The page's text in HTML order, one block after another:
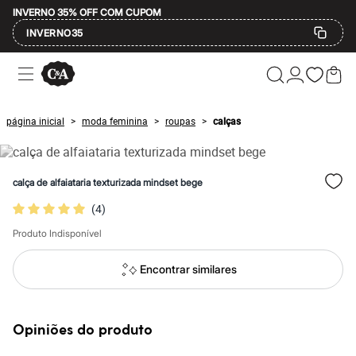
INVERNO 35% OFF COM CUPOM
INVERNO35
Ofertas
Compre por Departamento
Masculino
Infantil
Calçados
Mindse7
Até 20% off
Até 40% off
Até 60% off
A partir de 60% off
Em alta
Inverno
Alfaiataria
Blusas e Camisetas
página inicial > moda feminina > roupas > calças
calça de alfaiataria texturizada mindset bege
(4)
Produto Indisponível
Encontrar similares
Opiniões do produto